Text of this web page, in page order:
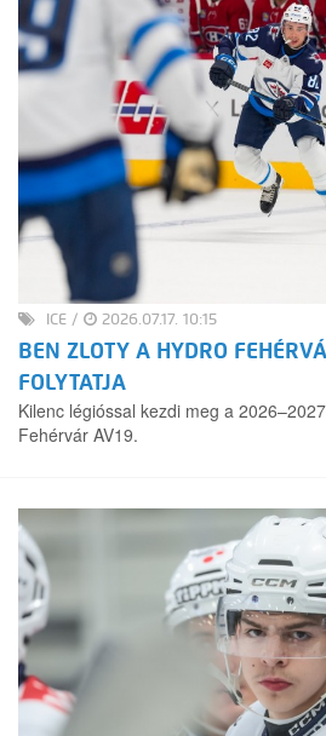
ICE / 2026.07.17. 10:15
BEN ZLOTY A HYDRO
FOLYTATJA
Kilenc légióssal kezdi meg a
Fehérvár AV19.